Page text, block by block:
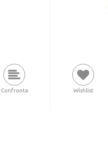
Confronta Wishlist